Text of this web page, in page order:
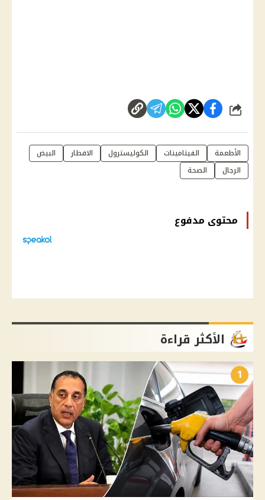
شارك
الأطعمة الفيتامينات الكوليسترول الافطار
البيض
الرجال
الصحة
محتوى مدفوع
الأكثر قراءة
1